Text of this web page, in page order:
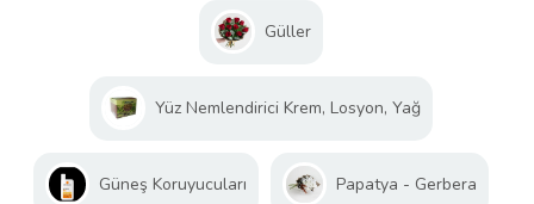
Güller
Yüz Nemlendirici Krem, Losyon, Yağ
Güneş Koruyucuları Papatya - Gerbera